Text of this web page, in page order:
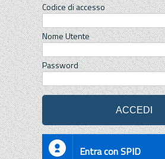
Codice di accesso
Nome Utente
Password
Entra con SPID